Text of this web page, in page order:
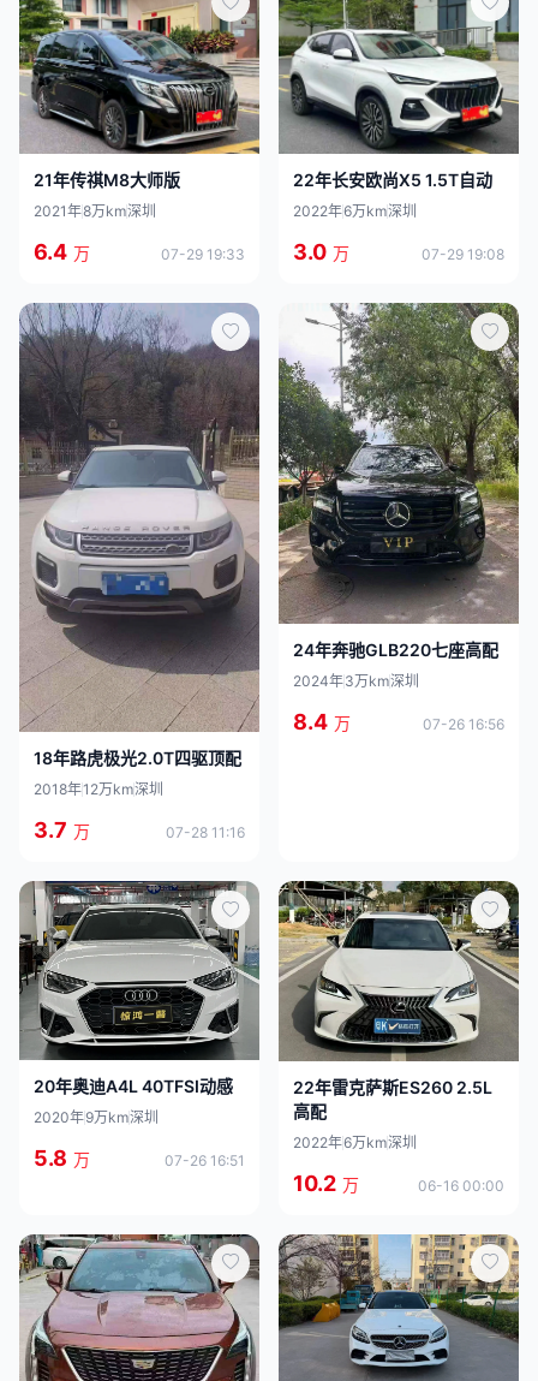
21年传祺M8大师版
2021年8万km深圳
6.4 万 07-29 19:33
22年长安欧尚X5 1.5T自动
2022年6万km深圳
3.0 万 07-29 19:08
18年路虎极光2.0T四驱顶配
2018年12万km深圳
3.7 万 07-28 11:16
24年奔驰GLB220七座高配
2024年3万km深圳
8.4 万 07-26 16:56
20年奥迪A4L 40TFSI动感
2020年9万km深圳
5.8 万 07-26 16:51
22年雷克萨斯ES260 2.5L
高配
2022年6万km深圳
10.2 万 06-16 00:00